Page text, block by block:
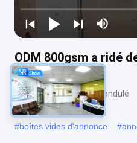
ODM 800gsm a ridé
carton d'expédition ondulé
#boîtes vides d'annonce #